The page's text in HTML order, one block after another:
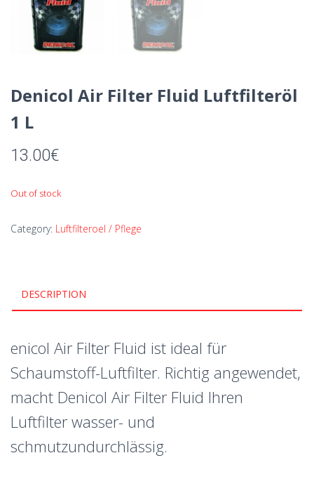
Denicol Air Filter Fluid Luftfilteröl
1 L
13.00€
Out of stock
Category: Luftfilteroel / Pflege
DESCRIPTION
enicol Air Filter Fluid ist ideal für
Schaumstoff-Luftfilter. Richtig angewendet,
macht Denicol Air Filter Fluid Ihren
Luftfilter wasser- und
schmutzundurchlässig.